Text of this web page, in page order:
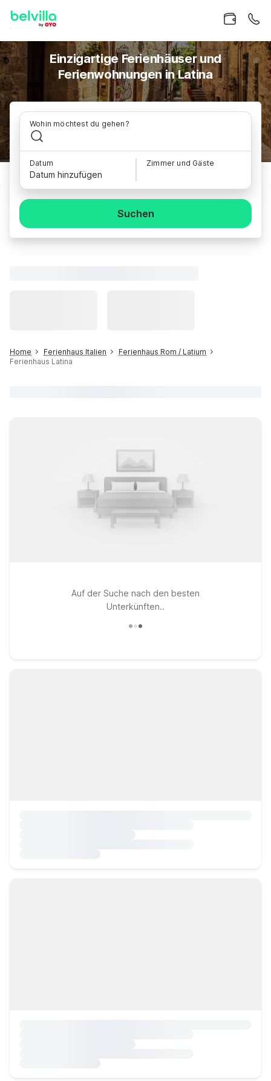
Einzigartige Ferienhäuser und
Ferienwohnungen in Latina
Wohin möchtest du gehen?
Datum
Datum hinzufügen
Zimmer und Gäste
Suchen
Home Ferienhaus Italien
Ferienhaus Rom / Latium
Ferienhaus Latina
Auf der Suche nach den besten
Unterkünften..